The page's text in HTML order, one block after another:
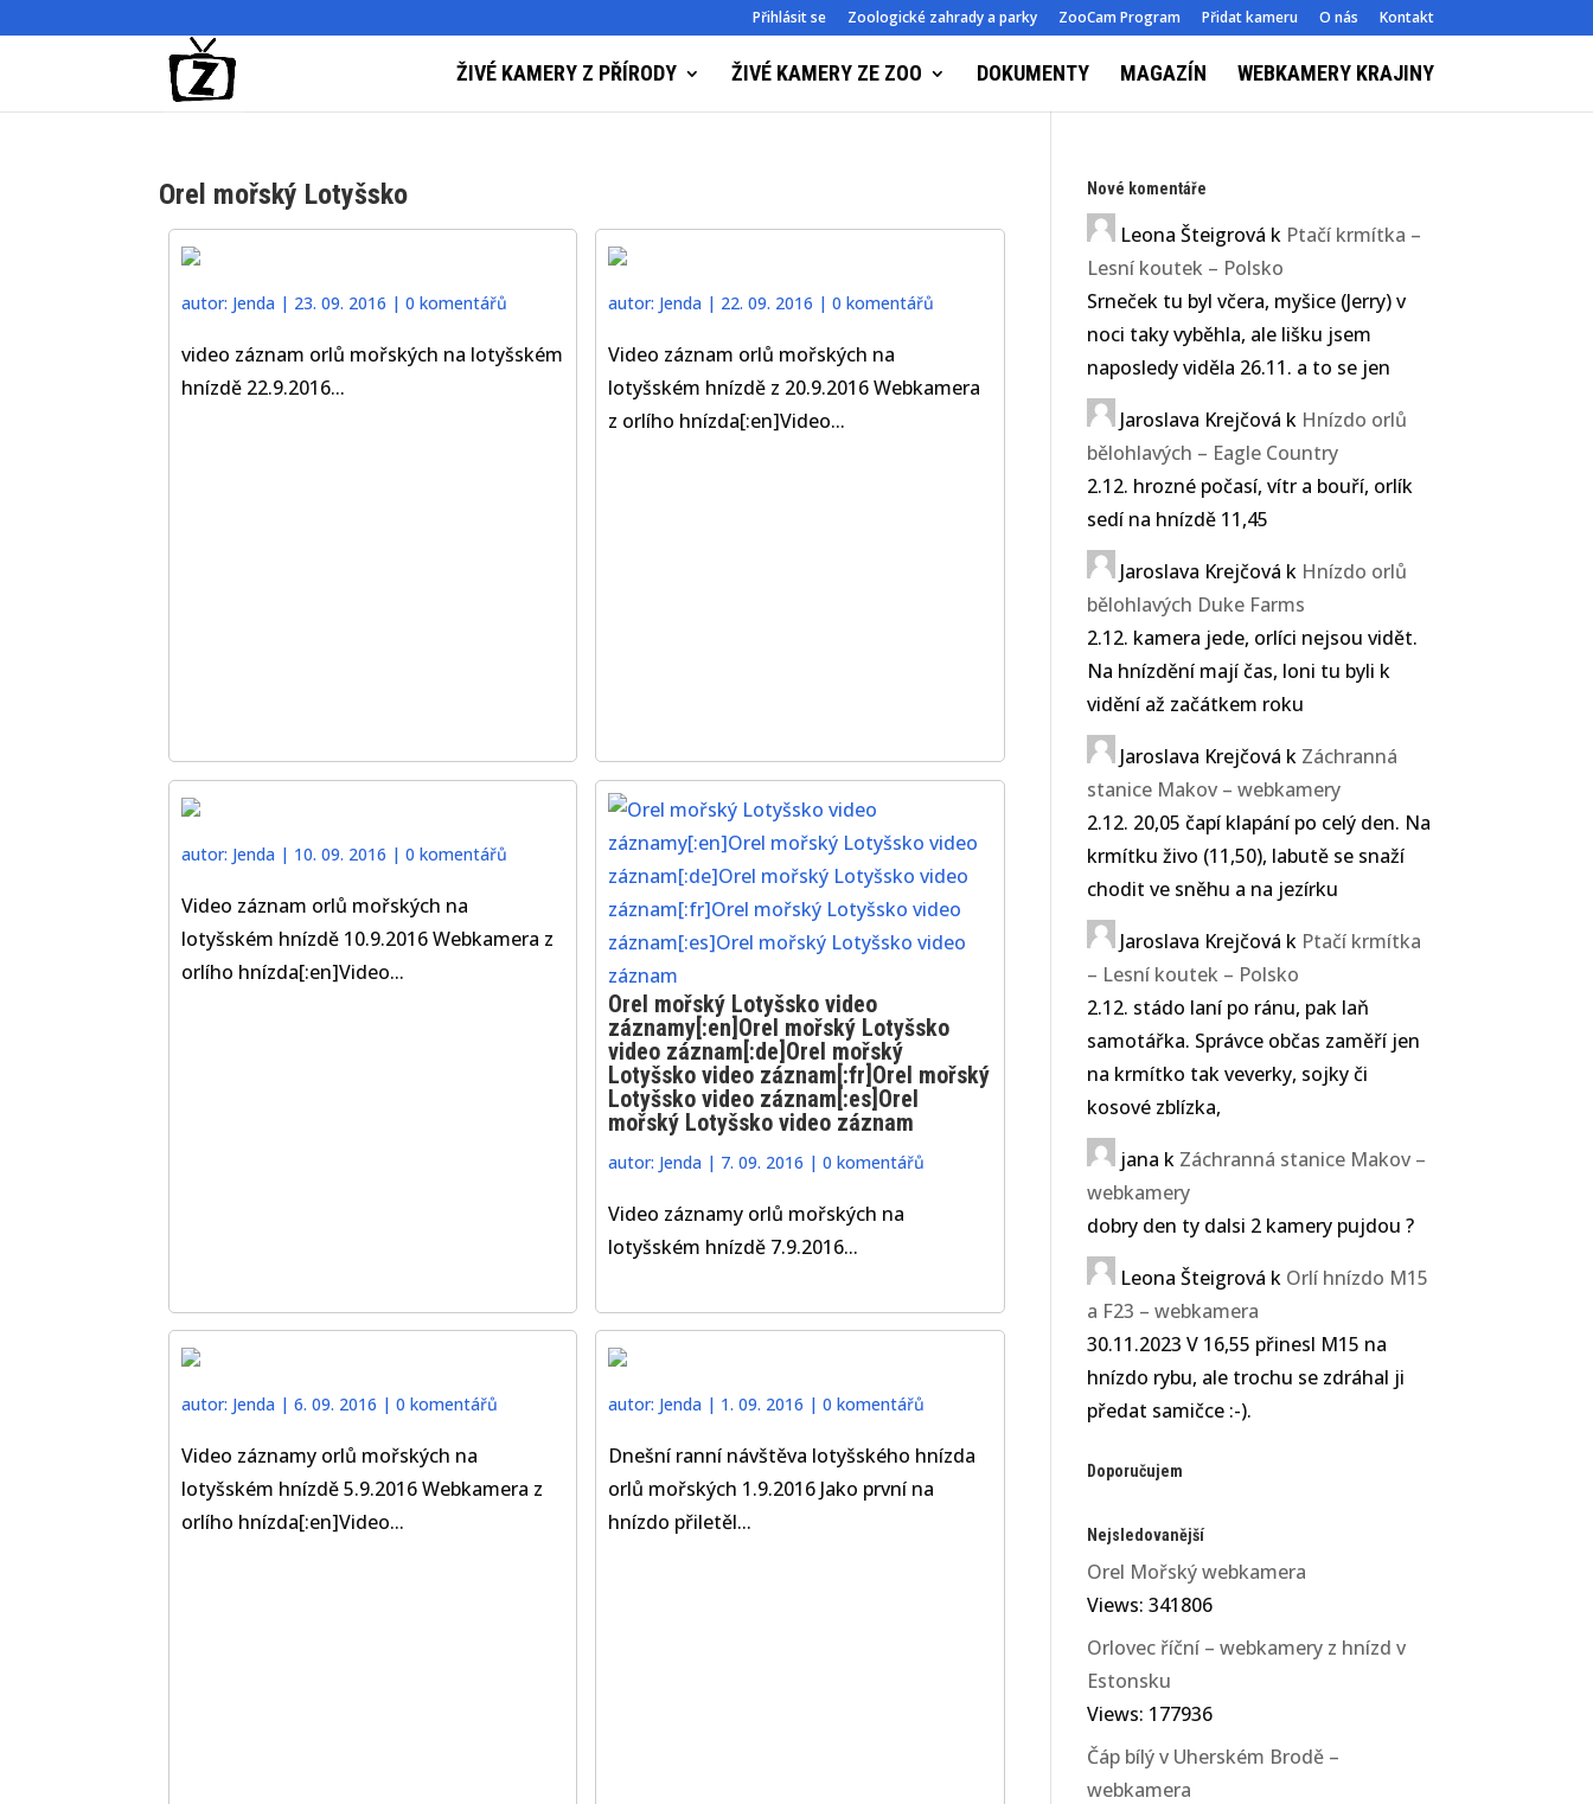
Přihlásit se Zoologické zahrady a parky ZooCam Program Přidat kameru O nás Kontakt
ŽIVÉ KAMERY Z PŘÍRODY ŽIVÉ KAMERY ZE ZOO DOKUMENTY MAGAZÍN WEBKAMERY KRAJINY
Orel mořský Lotyšsko
autor: Jenda| 23. 09. 2016 | 0 komentářů
video záznam orlů mořských na lotyšském
hnízdě 22.9.2016...
autor: Jenda| 22. 09. 2016 | 0 komentářů
Video záznam orlů mořských na
lotyšském hnízdě z 20.9.2016 Webkamera
z orlího hnízda[:en]Video...
autor: Jenda| 10. 09. 2016 | 0 komentářů
Video záznam orlů mořských na
lotyšském hnízdě 10.9.2016 Webkamera z
orlího hnízda[:en]Video...
Orel mořský Lotyšsko video
záznamy[:en]Orel mořský Lotyšsko
video záznam[:de]Orel mořský
Lotyšsko video záznam[:fr]Orel mořský
Lotyšsko video záznam[:es]Orel
mořský Lotyšsko video záznam
autor: Jenda| 7. 09. 2016 | 0 komentářů
Video záznamy orlů mořských na
lotyšském hnízdě 7.9.2016...
autor: Jenda| 6. 09. 2016 | 0 komentářů
Video záznamy orlů mořských na
lotyšském hnízdě 5.9.2016 Webkamera z
orlího hnízda[:en]Video...
autor: Jenda| 1. 09. 2016 | 0 komentářů
Dnešní ranní návštěva lotyšského hnízda
orlů mořských 1.9.2016 Jako první na
hnízdo přiletěl...
Nové komentáře
Leona Šteigrová k Ptačí krmítka –
Lesní koutek – Polsko
Srneček tu byl včera, myšice (Jerry) v
noci taky vyběhla, ale lišku jsem
naposledy viděla 26.11. a to se jen
Jaroslava Krejčová k Hnízdo orlů
bělohlavých – Eagle Country
2.12. hrozné počasí, vítr a bouří, orlík
sedí na hnízdě 11,45
Jaroslava Krejčová k Hnízdo orlů
bělohlavých Duke Farms
2.12. kamera jede, orlíci nejsou vidět.
Na hnízdění mají čas, loni tu byli k
vidění až začátkem roku
Jaroslava Krejčová k Záchranná
stanice Makov – webkamery
2.12. 20,05 čapí klapání po celý den. Na
krmítku živo (11,50), labutě se snaží
chodit ve sněhu a na jezírku
Jaroslava Krejčová k Ptačí krmítka
– Lesní koutek – Polsko
2.12. stádo laní po ránu, pak laň
samotářka. Správce občas zaměří jen
na krmítko tak veverky, sojky či
kosové zblízka,
jana k Záchranná stanice Makov –
webkamery
dobry den ty dalsi 2 kamery pujdou ?
Leona Šteigrová k Orlí hnízdo M15
a F23 – webkamera
30.11.2023 V 16,55 přinesl M15 na
hnízdo rybu, ale trochu se zdráhal ji
předat samičce :-).
Doporučujem
Nejsledovanější
Orel Mořský webkamera
Views: 341806
Orlovec říční – webkamery z hnízd v
Estonsku
Views: 177936
Čáp bílý v Uherském Brodě –
webkamera